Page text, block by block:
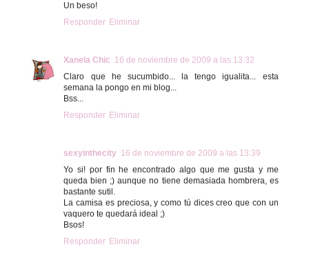
Un beso!
Responder Eliminar
Xanela Chic 16 de noviembre de 2009 a las 13:32
Claro que he sucumbido... la tengo igualita... esta
semana la pongo en mi blog...
Bss...
Responder Eliminar
sexyinthecity 16 de noviembre de 2009 a las 13:39
Yo si! por fin he encontrado algo que me gusta y me
queda bien ;) aunque no tiene demasiada hombrera, es
bastante sutil.
La camisa es preciosa, y como tú dices creo que con un
vaquero te quedará ideal ;)
Bsos!
Responder Eliminar